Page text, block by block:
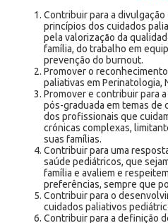
Contribuir para a
princípios dos cuidados
pela valorização da
família, do trabalho em
prevenção do burnout.
Promover o
paliativas em Perinatologia,
Promover e contribuir para
pós-graduada em temas de
dos profissionais que
crónicas complexas,
suas famílias.
Contribuir para uma
saúde pediátricos, que
família e avaliem e
preferências, sempre que
Contribuir para o
cuidados paliativos
Contribuir para a definição